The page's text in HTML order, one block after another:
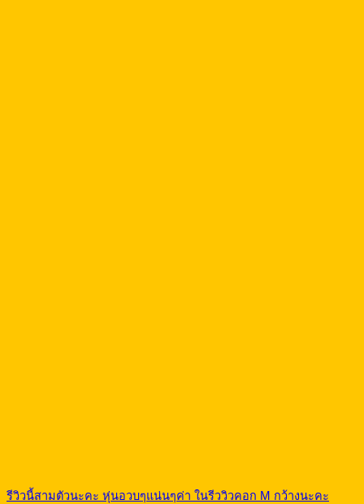
รีวิวนี้สามตัวนะคะ หุ่นอวบๆแน่นๆค่า ในรีววิวคอก M กว้างนะคะ